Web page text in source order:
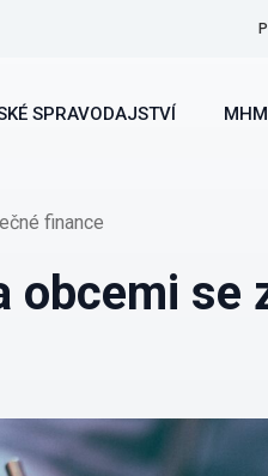
SPRAVODAJSTVÍ
finance
obcemi se